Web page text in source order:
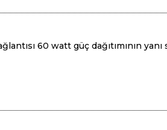
60 watt güç dağıtımının yanı